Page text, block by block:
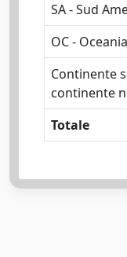
SA - Sud
OC - Oceania
Continente
continente
Totale